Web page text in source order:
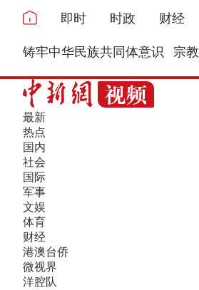
即时 时政 财经
铸牢中华民族共同体意识 宗教
最新
热点
国内
社会
国际
军事
文娱
体育
财经
港澳台侨
微视界
洋腔队